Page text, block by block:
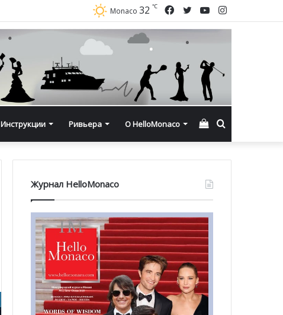
Instagram
YouTube
Twitter
Facebook
Monaco 32 ℃
Инструкции Ривьера О HelloMonaco Смотреть
корзину
Журнал HelloMonaco